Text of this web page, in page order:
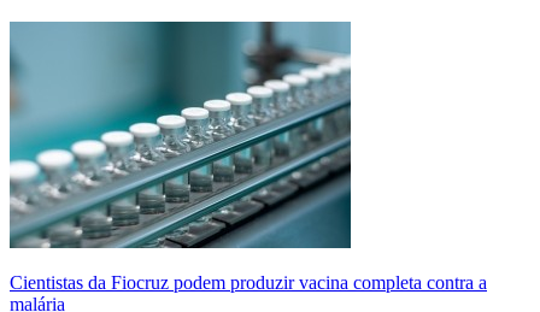
Cientistas da Fiocruz podem produzir vacina completa contra a
malária